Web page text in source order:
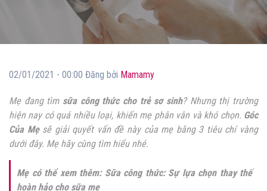
02/01/2021 - 00:00 Đăng bởi Mamamy
Mẹ đang tìm sữa công thức cho trẻ sơ sinh? Nhưng thị trường
hiện nay có quá nhiều loại, khiến mẹ phân vân và khó chọn. Góc
Của Mẹsẽ giải quyết vấn đề này của mẹ bằng 3 tiêu chí vàng
dưới đây. Mẹ hãy cùng tìm hiểu nhé.
Mẹ có thể xem thêm: Sữa công thức: Sự lựa chọn thay thế
hoàn hảo cho sữa mẹ